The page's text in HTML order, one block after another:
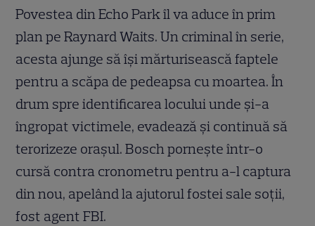
Povestea din Echo Park îl va aduce în prim
plan pe Raynard Waits. Un criminal în serie,
acesta ajunge să își mărturisească faptele
pentru a scăpa de pedeapsa cu moartea. În
drum spre identificarea locului unde și-a
îngropat victimele, evadează și continuă să
terorizeze orașul. Bosch pornește într-o
cursă contra cronometru pentru a-l captura
din nou, apelând la ajutorul fostei sale soții,
fost agent FBI.